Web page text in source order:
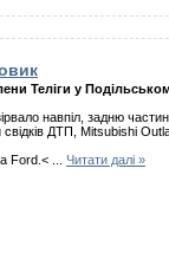
Теліги у
навпіл, задню
ДТП, Mitsubishi
Ford.<
Читати далі »